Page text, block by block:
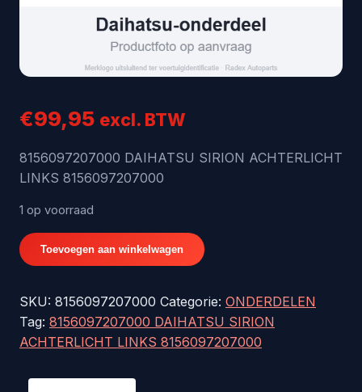
€99,95 excl. BTW
8156097207000 DAIHATSU SIRION ACHTERLICHT
LINKS 8156097207000
1 op voorraad
8156097207000
DAIHATSU
99-
04
ACHTERLICHT
8156097207000
Toevoegen aan winkelwagen
SKU: 8156097207000 Categorie: ONDERDELEN
Tag: 8156097207000 DAIHATSU SIRION
ACHTERLICHT LINKS 8156097207000